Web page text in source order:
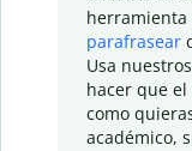
herramienta
parafrasear
Usa
hacer que
como
académico,